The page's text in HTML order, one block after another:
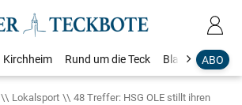
ABO
Kirchheim Rund um die Teck Blaulicht
Lokalsport
48 Treffer: HSG OLE stillt ihren